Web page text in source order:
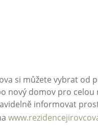
si můžete vybrat od
nový domov pro
informovat